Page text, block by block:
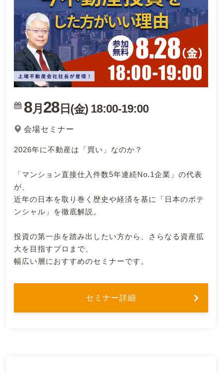
8月 28日(金) 18:00-19:00
会場セミナー
2026年に不動産は「買い」なのか？
「マンション直接仕入件数5年連続No.1企業」の代表
が、
近年の日本を取り巻く歴史や経済を基に「日本のポテ
ンシャル」を徹底解説。
投資の第一歩を踏み出したい方から、さらなる資産拡
大を目指すプロまで、
幅広い層におすすめのセミナーです。
セミナー詳細